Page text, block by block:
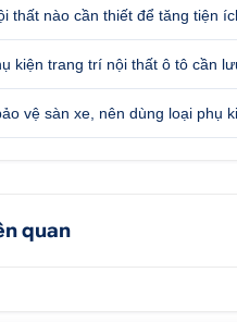
thất nào cần thiết để tăng tiện
kiện trang trí nội thất ô tô cần
vệ sàn xe, nên dùng loại phụ
quan